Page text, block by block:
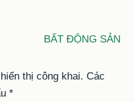
BẤT ĐỘNG SẢN
thị công khai. Các
*